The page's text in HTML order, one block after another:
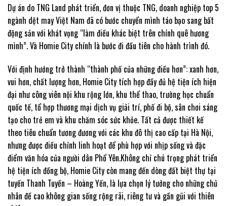
Dự án do TNG Land phát triển, đơn vị thuộc TNG, doanh nghiệp top 5
ngành dệt may Việt Nam đã có bước chuyển mình táo bạo sang bất
động sản với khát vọng “làm điều khác biệt trên chính quê hương
mình”. Và Homie City chính là bước đi đầu tiên cho hành trình đó.
Với định hướng trở thành “thành phố của những điều hơn”: xanh hơn,
vui hơn, chất lượng hơn, Homie City tích hợp đầy đủ hệ tiện ích hiện
đại như công viên nội khu rộng lớn, khu thể thao, trường học chuẩn
quốc tế, tổ hợp thương mại dịch vụ giải trí, phố đi bộ, sân chơi sáng
tạo cho trẻ em và khu chăm sóc sức khỏe. Tất cả được thiết kế
theo tiêu chuẩn tương đương với các khu đô thị cao cấp tại Hà Nội,
nhưng được điều chỉnh linh hoạt để phù hợp với nhịp sống và đặc
điểm văn hóa của người dân Phổ Yên.Không chỉ chú trọng phát triển
hệ tiện ích đồng bộ, Homie City còn mang đến dòng đất biệt thự tại
tuyến Thanh Tuyền – Hoàng Yến, là lựa chọn lý tưởng cho những chủ
nhân đề cao không gian sống rộng rãi, riêng tư và gần gũi với thiên